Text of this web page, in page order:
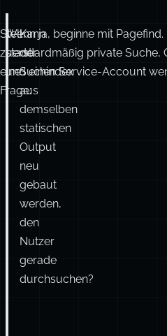
Stell
zuerst
eine
Frage:
Kann
der
Suchindex
aus
demselben
statischen
Output
neu
gebaut
werden,
den
Nutzer
gerade
durchsuchen?
Wenn ja, beginne mit
standardmäßig private Suche,
und einen Service-Account